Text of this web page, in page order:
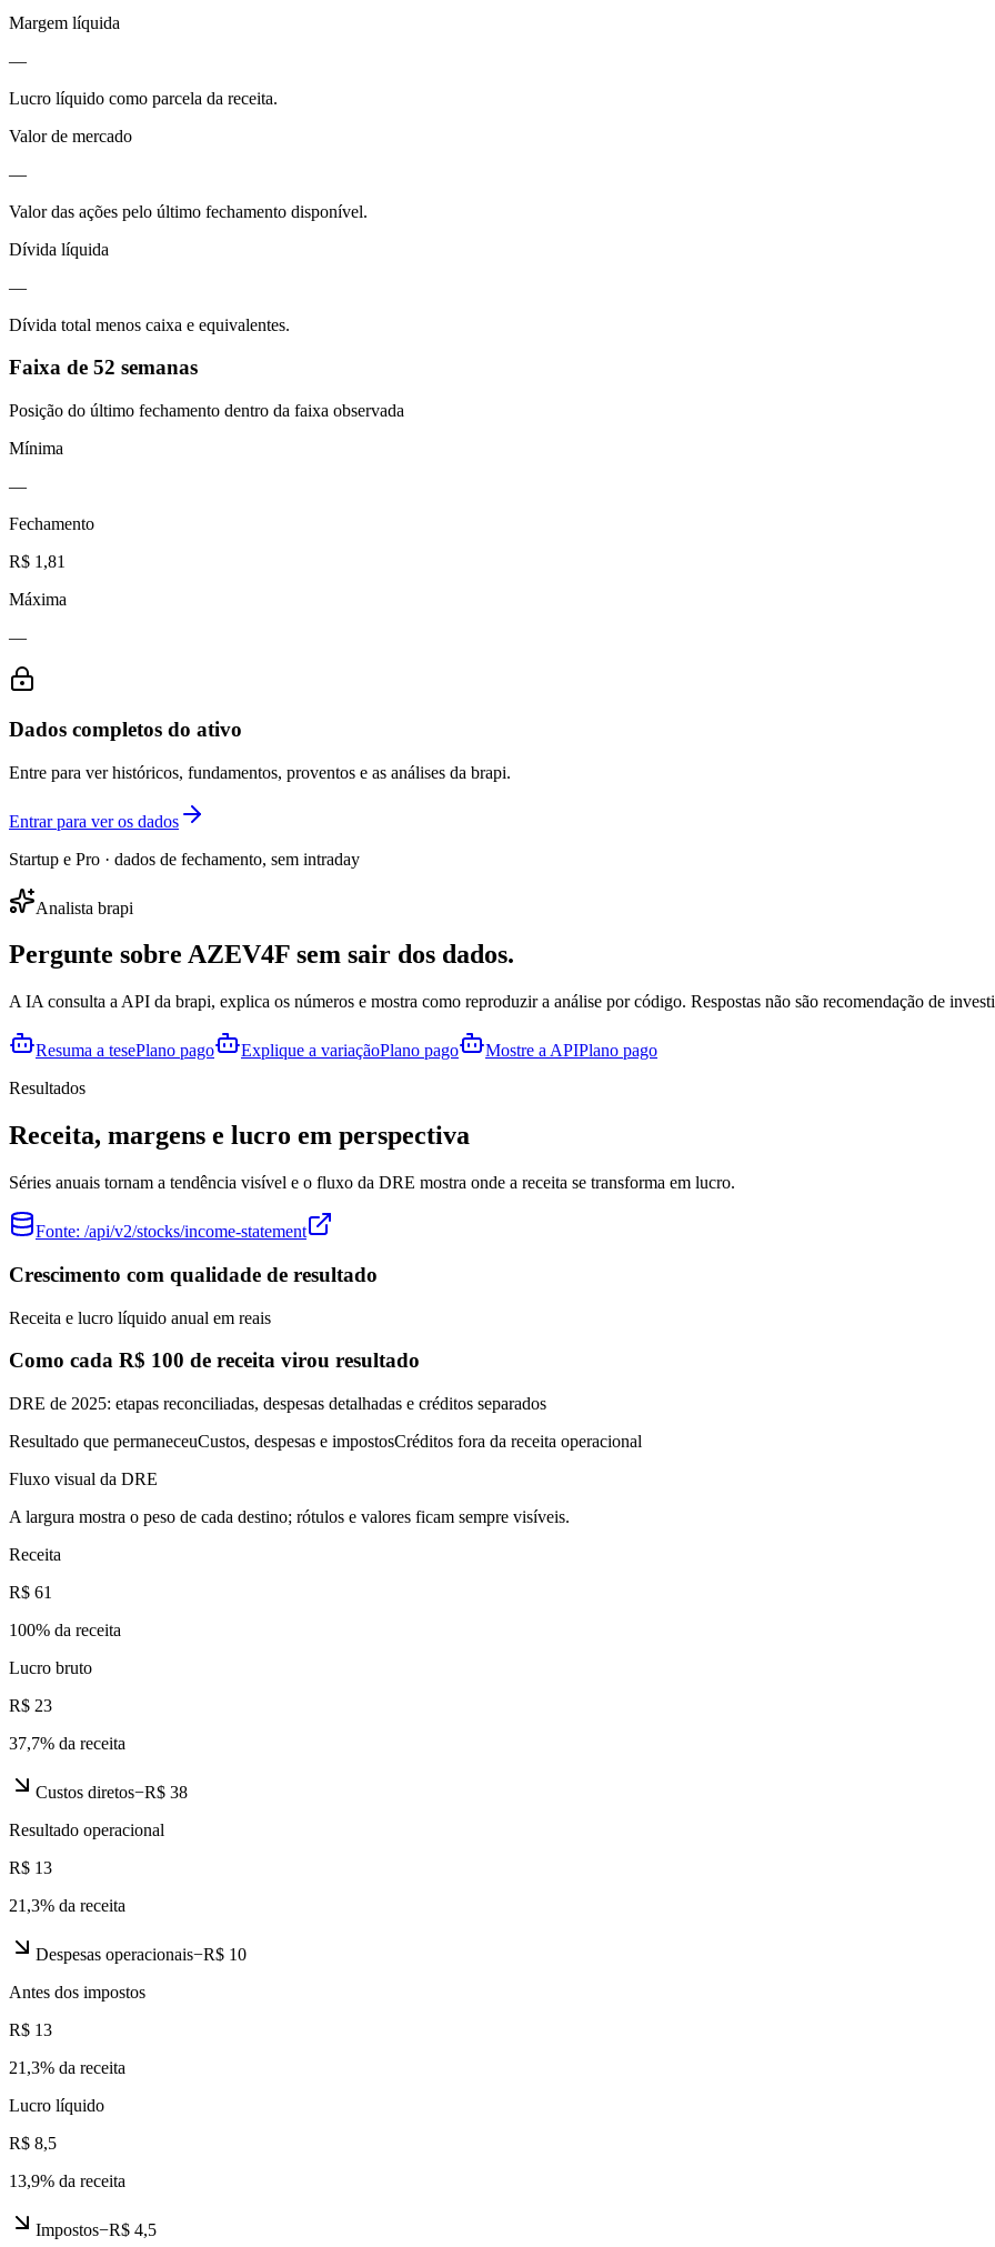
Margem líquida
—
Lucro líquido como parcela da receita.
Valor de mercado
—
Valor das ações pelo último fechamento disponível.
Dívida líquida
—
Dívida total menos caixa e equivalentes.
Faixa de 52 semanas
Posição do último fechamento dentro da faixa observada
Mínima
—
Fechamento
R$ 1,81
Máxima
—
Dados completos do ativo
Entre para ver históricos, fundamentos, proventos e as análises da brapi.
Entrar para ver os dados
Startup e Pro · dados de fechamento, sem intraday
Analista brapi
Pergunte sobre AZEV4F sem sair dos dados.
A IA consulta a API da brapi, explica os números e mostra como reproduzir a análise por código. Respostas não são recomendação de
Resuma a tesePlano pago Explique a variaçãoPlano pago Mostre a APIPlano pago
Resultados
Receita, margens e lucro em perspectiva
Séries anuais tornam a tendência visível e o fluxo da DRE mostra onde a receita se transforma em lucro.
Fonte: /api/v2/stocks/income-statement
Crescimento com qualidade de resultado
Receita e lucro líquido anual em reais
Como cada R$ 100 de receita virou resultado
DRE de 2025: etapas reconciliadas, despesas detalhadas e créditos separados
Resultado que permaneceuCustos, despesas e impostosCréditos fora da receita operacional
Fluxo visual da DRE
A largura mostra o peso de cada destino; rótulos e valores ficam sempre visíveis.
Receita
R$ 61
100% da receita
Lucro bruto
R$ 23
37,7% da receita
Custos diretos−R$ 38
Resultado operacional
R$ 13
21,3% da receita
Despesas operacionais−R$ 10
Antes dos impostos
R$ 13
21,3% da receita
Lucro líquido
R$ 8,5
13,9% da receita
Impostos−R$ 4,5